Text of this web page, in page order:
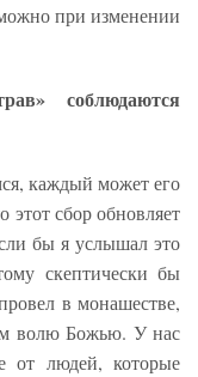
при изменении
соблюдаются
каждый может его
этот сбор обновляет
бы я услышал это
скептически бы
в монашестве,
волю Божью. У нас
от людей, которые